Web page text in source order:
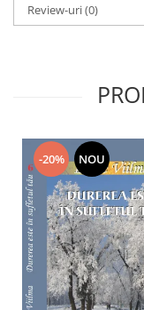
Review-uri(0)
-20% NOU